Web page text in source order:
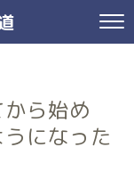
から始め
になった